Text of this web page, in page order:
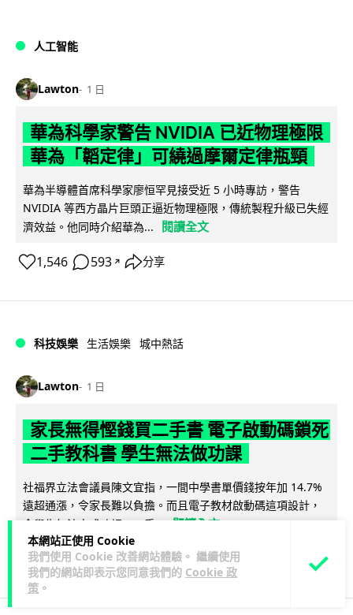
本網站正使用 Cookie
我們使用 Cookie 改善網站體驗。 繼續使用
我們的網站即表示您同意我們的 Cookie 政
策 。
人工智能
Lawton 1 日
華為科學家警告 NVIDIA 已近物理極限
華為「韜定律」可繞過摩爾定律瓶頸
華為半導體首席科學家廖恒罕見接受近 5 小時專訪，警告
NVIDIA 等西方晶片巨頭正逼近物理極限，傳統製程升級已失經
濟效益。他同時介紹華為...
閱讀全文
1,546 593 ↗ 分享
科技娛樂 生活娛樂 城中熱話
Lawton 1 日
家長無得慳錢買二手書 電子啟動碼鎖死
二手教科書 學生無法做功課
社福界立法會議員陳文宜指，一間中學書單價錢按年加 14.7%
遠超通漲，令家長難以負擔。而且電子教材啟動碼這項設計，
令學生無法完成功課，二手... 閱讀全文
935 371 ↗ 分享